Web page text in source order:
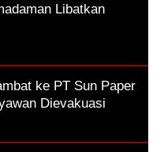
Libatkan
ke PT Sun Paper
Dievakuasi